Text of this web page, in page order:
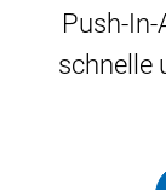
Push-
schnelle